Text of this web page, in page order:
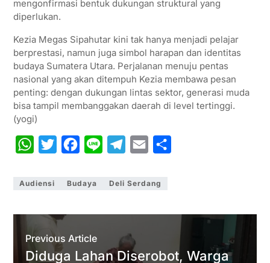
mengonfirmasi bentuk dukungan struktural yang
diperlukan.
Kezia Megas Sipahutar kini tak hanya menjadi pelajar
berprestasi, namun juga simbol harapan dan identitas
budaya Sumatera Utara. Perjalanan menuju pentas
nasional yang akan ditempuh Kezia membawa pesan
penting: dengan dukungan lintas sektor, generasi muda
bisa tampil membanggakan daerah di level tertinggi.
(yogi)
W
a
s
A
p
t
e
r
c
b
o
o
l
g
r
a
a
l
e
Audiensi Budaya Deli Serdang
Previous Article
Diduga Lahan Diserobot, Warga